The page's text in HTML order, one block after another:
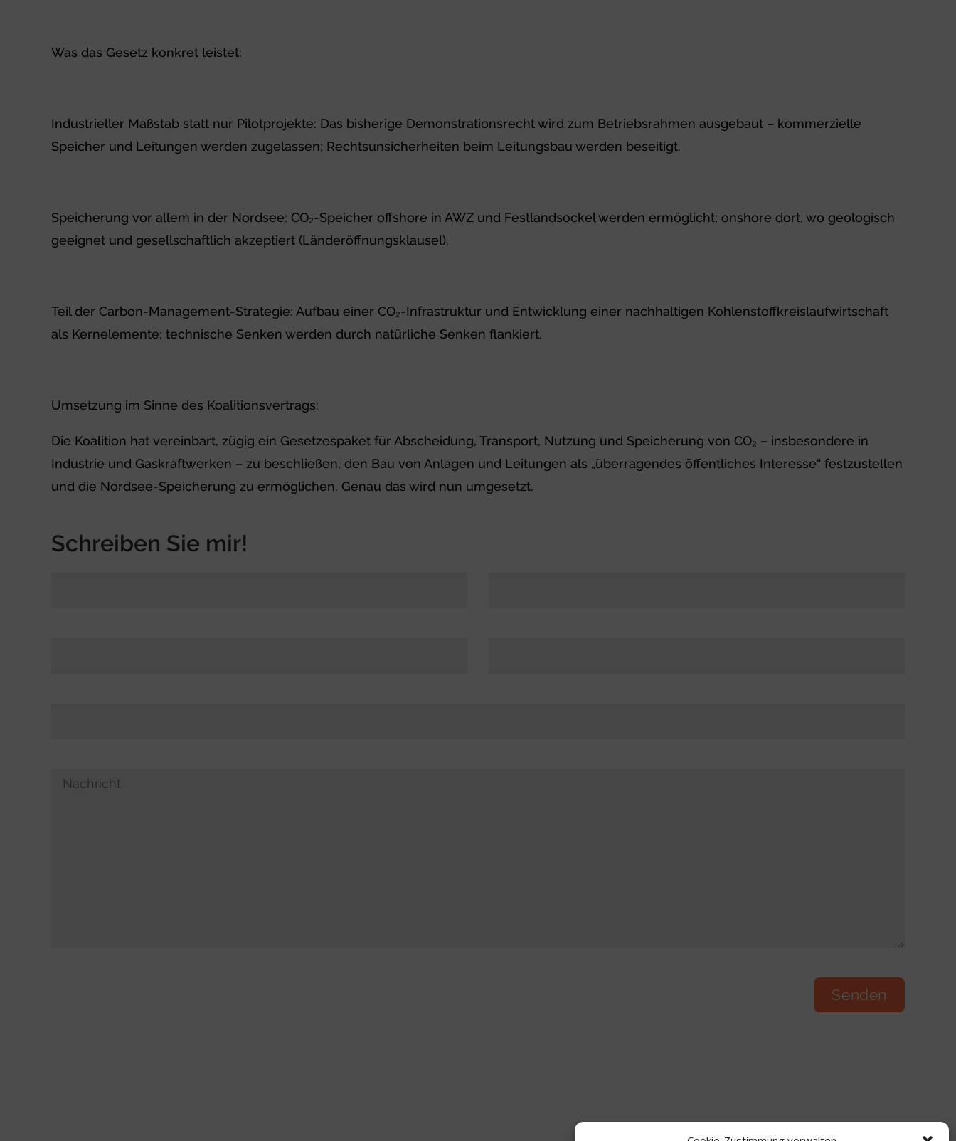
Was das Gesetz konkret leistet:
Industrieller Maßstab statt nur Pilotprojekte: Das bisherige Demonstrationsrecht wird zum Betriebsrahmen ausgebaut – kommerzielle
Speicher und Leitungen werden zugelassen; Rechtsunsicherheiten beim Leitungsbau werden beseitigt.
Speicherung vor allem in der Nordsee: CO₂-Speicher offshore in AWZ und Festlandsockel werden ermöglicht; onshore dort, wo geologisch
geeignet und gesellschaftlich akzeptiert (Länderöffnungsklausel).
Teil der Carbon-Management-Strategie: Aufbau einer CO₂-Infrastruktur und Entwicklung einer nachhaltigen Kohlenstoffkreislaufwirtschaft
als Kernelemente; technische Senken werden durch natürliche Senken flankiert.
Umsetzung im Sinne des Koalitionsvertrags:
Die Koalition hat vereinbart, zügig ein Gesetzespaket für Abscheidung, Transport, Nutzung und Speicherung von CO₂ – insbesondere in
Industrie und Gaskraftwerken – zu beschließen, den Bau von Anlagen und Leitungen als „überragendes öffentliches Interesse“ festzustellen
und die Nordsee-Speicherung zu ermöglichen. Genau das wird nun umgesetzt.
Schreiben Sie mir!